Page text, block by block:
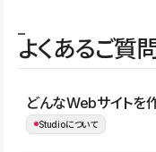
よくあるご質問
どんなWebサイトを
Studioについて